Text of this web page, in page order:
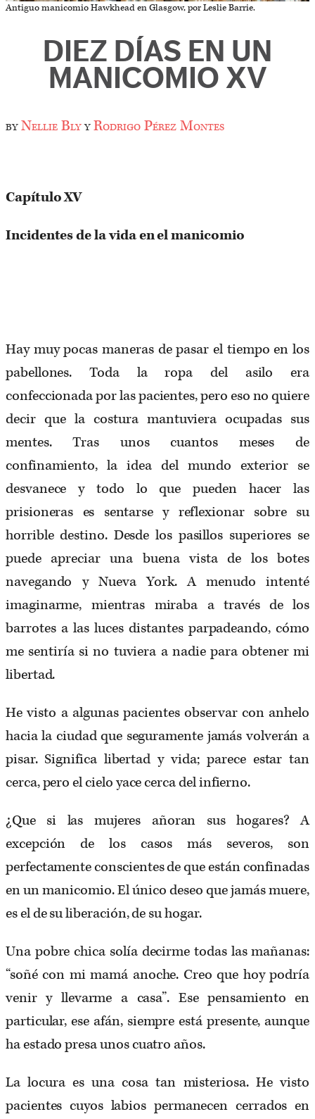
Antiguo manicomio Hawkhead en Glasgow, por Leslie Barrie.
DIEZ DÍAS EN UN
MANICOMIO XV
byNellie BlyyRodrigo Pérez Montes
Capítulo XV
Incidentes de la vida en el manicomio
Hay muy pocas maneras de pasar el tiempo en los
pabellones. Toda la ropa del asilo era
confeccionada por las pacientes, pero eso no quiere
decir que la costura mantuviera ocupadas sus
mentes. Tras unos cuantos meses de
confinamiento, la idea del mundo exterior se
desvanece y todo lo que pueden hacer las
prisioneras es sentarse y reflexionar sobre su
horrible destino. Desde los pasillos superiores se
puede apreciar una buena vista de los botes
navegando y Nueva York. A menudo intenté
imaginarme, mientras miraba a través de los
barrotes a las luces distantes parpadeando, cómo
me sentiría si no tuviera a nadie para obtener mi
libertad.
He visto a algunas pacientes observar con anhelo
hacia la ciudad que seguramente jamás volverán a
pisar. Significa libertad y vida; parece estar tan
cerca, pero el cielo yace cerca del infierno.
¿Que si las mujeres añoran sus hogares? A
excepción de los casos más severos, son
perfectamente conscientes de que están confinadas
en un manicomio. El único deseo que jamás muere,
es el de su liberación, de su hogar.
Una pobre chica solía decirme todas las mañanas:
“soñé con mi mamá anoche. Creo que hoy podría
venir y llevarme a casa”. Ese pensamiento en
particular, ese afán, siempre está presente, aunque
ha estado presa unos cuatro años.
La locura es una cosa tan misteriosa. He visto
pacientes cuyos labios permanecen cerrados en